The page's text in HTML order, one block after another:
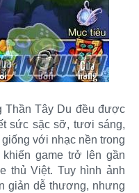
Thần Tây Du đều được
sức sặc sỡ, tươi sáng,
với nhạc nền trong
game trở lên gần
thủ Việt. Tuy hình ảnh
giản dễ thương, nhưng